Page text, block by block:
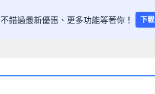
不錯過最新優惠、更多功能等著你！ 下載